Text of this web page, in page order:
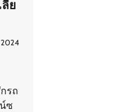
ย
2024
รถ
ซ